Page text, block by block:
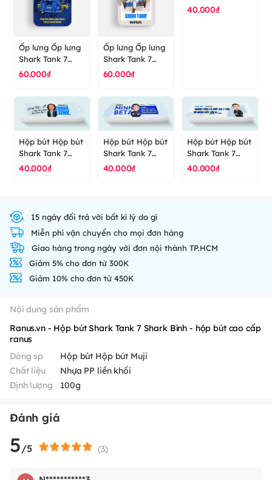
Ốp lưng Ốp lưng
Shark Tank 7
Shark Bình - ốp
60.000₫
Ốp lưng Ốp lưng
Shark Tank 7
Shark Hưng - ốp
60.000₫
Shark Thái - hộp
40.000₫
Hộp bút Hộp bút
Shark Tank 7
Shark Nga - hộp
40.000₫
Hộp bút Hộp bút
Shark Tank 7
Shark Minh Beta
40.000₫
Hộp bút Hộp bút
Shark Tank 7
Shark Hưng -
40.000₫
15 ngày đổi trả với bất kì lý do gì
Miễn phí vận chuyển cho mọi đơn hàng
Giao hàng trong ngày với đơn nội thành TP.HCM
Giảm 5% cho đơn từ 300K
Giảm 10% cho đơn từ 450K
Nội dung sản phẩm
Ranus.vn - Hộp bút Shark Tank 7 Shark Bình - hộp bút cao cấp
ranus
Dòng sp
Hộp bút Hộp bút Muji
Chất liệu
Nhựa PP liền khối
Định lượng
100g
Đánh giá
5/5 (3)